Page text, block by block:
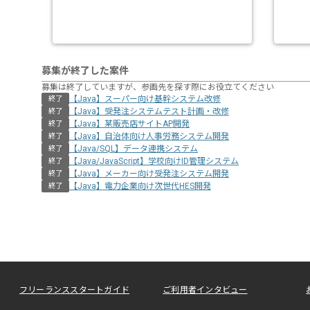
募集が終了した案件
募集は終了していますが、参画先を探す際にお役立てください
終了 【Java】スーパー向け基幹システム改修
終了 【Java】受発注システムテスト計画・改修
終了 【Java】某販売店サイトAP開発
終了 【Java】自治体向け人事労務システム開発
終了 【Java/SQL】データ連携システム
終了 【Java/JavaScript】学校向けID管理システム
終了 【Java】メーカー向け受発注システム開発
終了 【Java】電力企業向け次世代HES開発
フリーランススタートガイド ご利用者インタビュー